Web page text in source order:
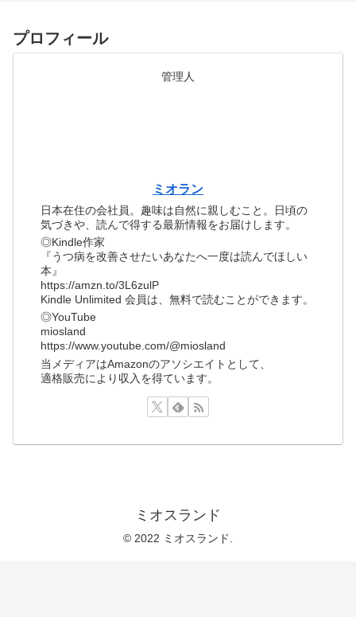
プロフィール
管理人
ミオラン
日本在住の会社員。趣味は自然に親しむこと。日頃の
気づきや、読んで得する最新情報をお届けします。
◎Kindle作家
『うつ病を改善させたいあなたへ一度は読んでほしい
本』
https://amzn.to/3L6zulP
Kindle Unlimited 会員は、無料で読むことができます。
◎YouTube
miosland
https://www.youtube.com/@miosland
当メディアはAmazonのアソシエイトとして、
適格販売により収入を得ています。
ミオスランド
© 2022 ミオスランド.